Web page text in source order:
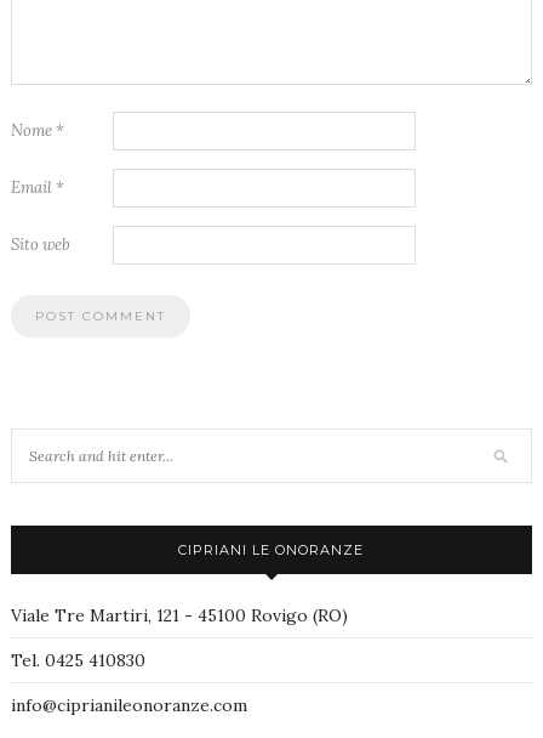
Nome *
Email *
Sito web
CIPRIANI LE ONORANZE
Viale Tre Martiri, 121 - 45100 Rovigo (RO)
Tel. 0425 410830
info@ciprianileonoranze.com